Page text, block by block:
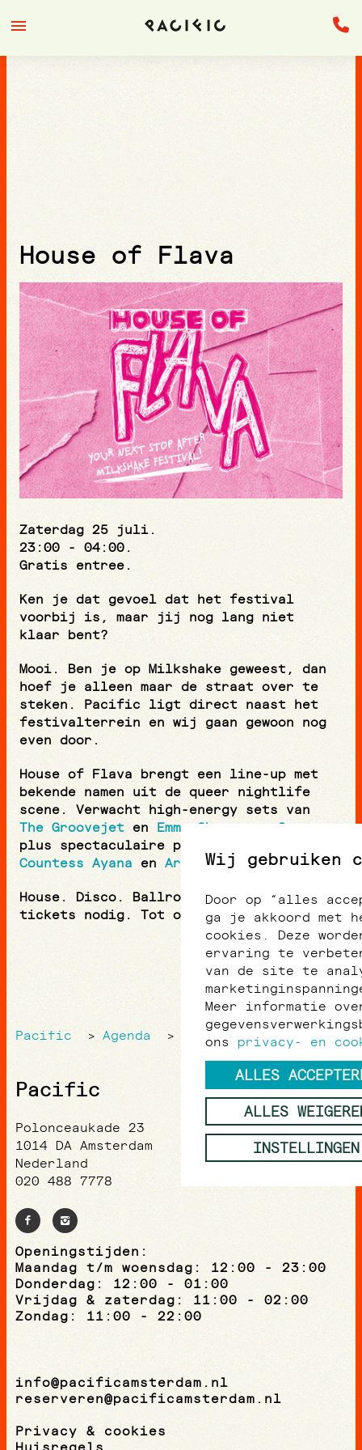
House of Flava
Zaterdag 25 juli.
23:00 - 04:00.
Gratis entree.
Ken je dat gevoel dat het festival
voorbij is, maar jij nog lang niet
klaar bent?
Mooi. Ben je op Milkshake geweest, dan
hoef je alleen maar de straat over te
steken. Pacific ligt direct naast het
festivalterrein en wij gaan gewoon nog
even door.
House of Flava brengt een line-up met
bekende namen uit de queer nightlife
scene. Verwacht high-energy sets van
The Groovejeten Emma Champagne Queen
plus spectaculaire performances van
Countess Ayana enAryelle Hopelezz.
House. Disco. Ballroom energy. Geen
tickets nodig. Tot op de dansvloer.
Pacific > Agenda > House of Flava
Pacific
Polonceaukade 23
1014 DA Amsterdam
Nederland
020 488 7778
Openingstijden:
Maandag t/m woensdag: 12:00 - 23:00
Donderdag: 12:00 - 01:00
Vrijdag & zaterdag: 11:00 - 02:00
Zondag: 11:00 - 22:00
info@pacificamsterdam.nl
reserveren@pacificamsterdam.nl
Privacy & cookies
Wij gebruiken
Door op “alles
ga je akkoord met
cookies. Deze
ervaring te
van de site te
Meer informatie
ons privacy- en
ALLES
ALLES
INSTELLINGEN